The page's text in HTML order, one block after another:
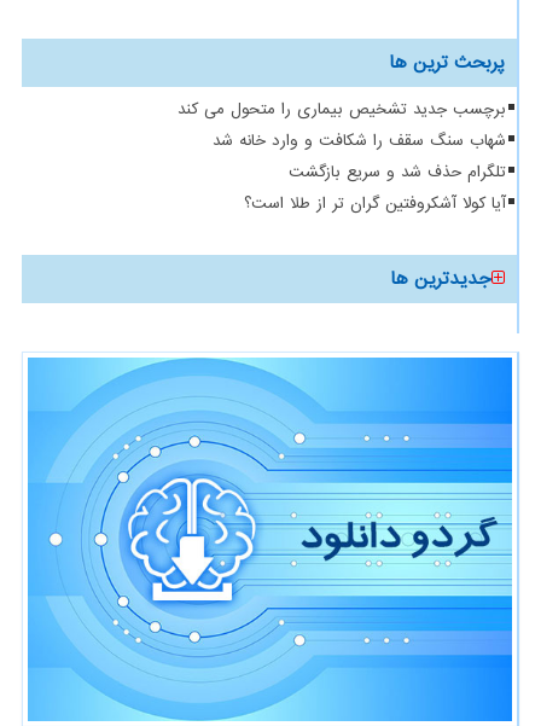
پربحث ترین ها
برچسب جدید تشخیص بیماری را متحول می کند
شهاب سنگ سقف را شکافت و وارد خانه شد
تلگرام حذف شد و سریع بازگشت
آیا کولا آشکروفتین گران تر از طلا است؟
جدیدترین ها